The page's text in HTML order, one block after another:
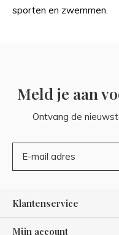
sporten en zwemmen.
Meld je aan
Ontvang de
Klantenservice
Mijn account